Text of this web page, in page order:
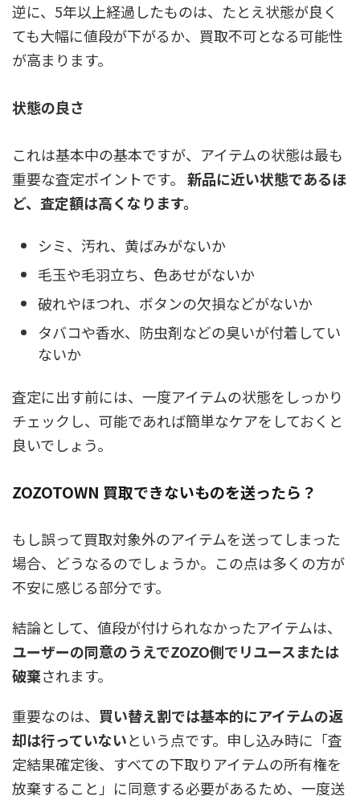
逆に、5年以上経過したものは、たとえ状態が良く
ても大幅に値段が下がるか、買取不可となる可能性
が高まります。
状態の良さ
これは基本中の基本ですが、アイテムの状態は最も
重要な査定ポイントです。 新品に近い状態であるほ
ど、査定額は高くなります。
シミ、汚れ、黄ばみがないか
毛玉や毛羽立ち、色あせがないか
破れやほつれ、ボタンの欠損などがないか
タバコや香水、防虫剤などの臭いが付着してい
ないか
査定に出す前には、一度アイテムの状態をしっかり
チェックし、可能であれば簡単なケアをしておくと
良いでしょう。
ZOZOTOWN 買取できないものを送ったら？
もし誤って買取対象外のアイテムを送ってしまった
場合、どうなるのでしょうか。この点は多くの方が
不安に感じる部分です。
結論として、 値段が付けられなかったアイテムは、
ユーザーの同意のうえでZOZO側でリユースまたは
破棄されます。
重要なのは、 買い替え割では基本的にアイテムの返
却は行っていないという点です。申し込み時に「査
定結果確定後、すべての下取りアイテムの所有権を
放棄すること」に同意する必要があるため、一度送